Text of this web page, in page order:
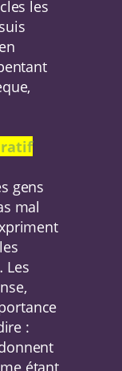
les
gens
mal
Les
:
étant